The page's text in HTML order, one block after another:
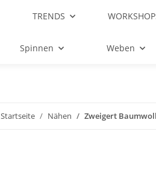
TRENDS
Spinnen Weben
Startseite Nähen Zweigert